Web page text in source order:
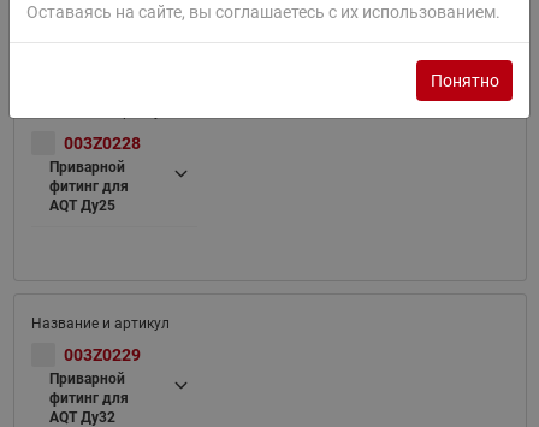
003Z0228
Приварной
фитинг для
AQT Ду25
003Z0229
Приварной
фитинг для
AQT Ду32
Оставаясь на сайте, вы соглашаетесь с их использованием.
Понятно